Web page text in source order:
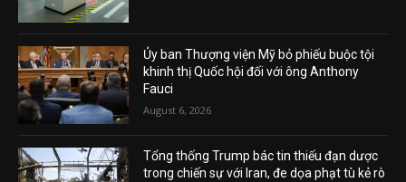
Ủy ban Thượng viện Mỹ bỏ phiếu buộc tội
khinh thị Quốc hội đối với ông Anthony
Fauci
August 6, 2026
Tổng thống Trump bác tin thiếu đạn dược
trong chiến sự với Iran, đe dọa phạt tù kẻ rò